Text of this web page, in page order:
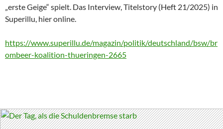
„erste Geige“ spielt. Das Interview, Titelstory (Heft 21/2025) in
Superillu, hier online.
https://www.superillu.de/magazin/politik/deutschland/bsw/br
ombeer-koalition-thueringen-2665